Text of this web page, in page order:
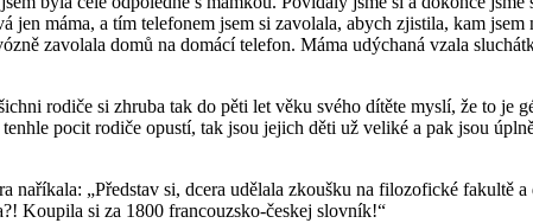
máma, a tím telefonem jsem si zavolala, abych zjistila, kam
zavolala domů na domácí telefon. Máma udýchaná vzala
rodiče si zhruba tak do pěti let věku svého dítěte myslí, že to je
pocit rodiče opustí, tak jsou jejich děti už veliké a pak jsou
„Představ si, dcera udělala zkoušku na filozofické fakultě
Koupila si za 1800 francouzsko-českej slovník!“